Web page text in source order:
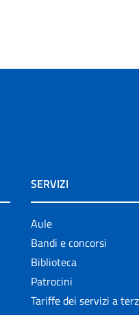
SERVIZI
Aule
Bandi e concorsi
Biblioteca
Patrocini
Tariffe dei servizi a